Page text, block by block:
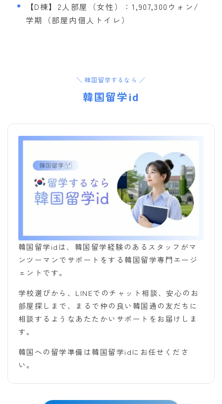
【D棟】2人部屋（女性）：1,907,300ウォン/
学期（部屋内個人トイレ）
＼ 韓国留学するなら ／
韓国留学id
韓国留学idは、韓国留学経験のあるスタッフがマ
ンツーマンでサポートをする韓国留学専門エージ
ェントです。
学校選びから、LINEでのチャット相談、安心のお
部屋探しまで、まるで仲の良い韓国通の友だちに
相談するようなあたたかいサポートをお届けしま
す。
韓国への留学準備は韓国留学idにお任せくださ
い。